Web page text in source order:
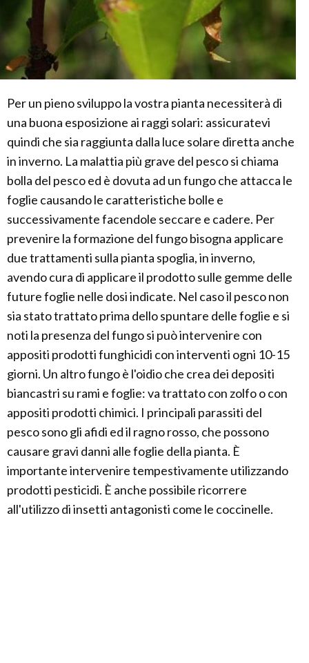
Per un pieno sviluppo la vostra pianta necessiterà di
una buona esposizione ai raggi solari: assicuratevi
quindi che sia raggiunta dalla luce solare diretta anche
in inverno. La malattia più grave del pesco si chiama
bolla del pesco ed è dovuta ad un fungo che attacca le
foglie causando le caratteristiche bolle e
successivamente facendole seccare e cadere. Per
prevenire la formazione del fungo bisogna applicare
due trattamenti sulla pianta spoglia, in inverno,
avendo cura di applicare il prodotto sulle gemme delle
future foglie nelle dosi indicate. Nel caso il pesco non
sia stato trattato prima dello spuntare delle foglie e si
noti la presenza del fungo si può intervenire con
appositi prodotti funghicidi con interventi ogni 10-15
giorni. Un altro fungo è l'oidio che crea dei depositi
biancastri su rami e foglie: va trattato con zolfo o con
appositi prodotti chimici. I principali parassiti del
pesco sono gli afidi ed il ragno rosso, che possono
causare gravi danni alle foglie della pianta. È
importante intervenire tempestivamente utilizzando
prodotti pesticidi. È anche possibile ricorrere
all'utilizzo di insetti antagonisti come le coccinelle.